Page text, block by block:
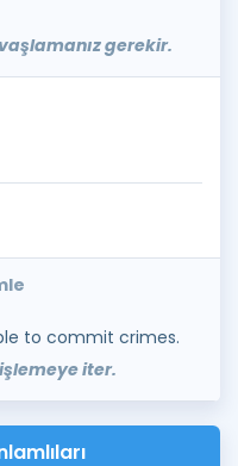
gerekir.
to commit crimes.
iter.